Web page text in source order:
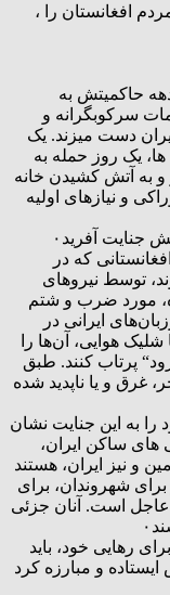
افغانستان را ،
حاکمیتش به
سرکوبگرانه و
دست میزند. یک
یک روز حمله به
به آتش کشیدن خانه
و نیازهای اولیه
جنایت آفرید۰
مه، بیش از ۵۰ مهاجر افغانستانی که در
توسط نیروهای
مورد ضرب و شتم
مرزبان‌های ایرانی در
هوایی، آن‌ها را
پرتاب کنند. طبق
غرق و یا ناپدید شده
را به این جنایت نشان
های ساکن ایران،
شهروندان، برای
عاجل است. آنان جزئی
رهایی خود، باید
و مبارزه کرد